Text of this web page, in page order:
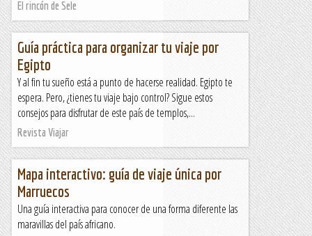
El rincón de Sele
Guía práctica para organizar tu viaje por
Egipto
Y al fin tu sueño está a punto de hacerse realidad. Egipto te
espera. Pero, ¿tienes tu viaje bajo control? Sigue estos
consejos para disfrutar de este país de templos,...
Revista Viajar
Mapa interactivo: guía de viaje única por
Marruecos
Una guía interactiva para conocer de una forma diferente las
maravillas del país africano.